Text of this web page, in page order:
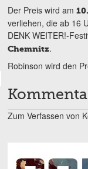
Der Preis wird am
verliehen, die ab 16
DENK WEITER!-
Chemnitz.
Robinson wird den
Zum Verfassen von